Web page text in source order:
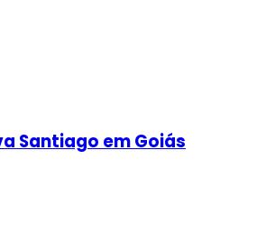
Santiago em Goiás